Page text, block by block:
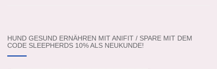
HUND GESUND ERNÄHREN MIT ANIFIT / SPARE MIT DEM
CODE SLEEPHERDS 10% ALS NEUKUNDE!